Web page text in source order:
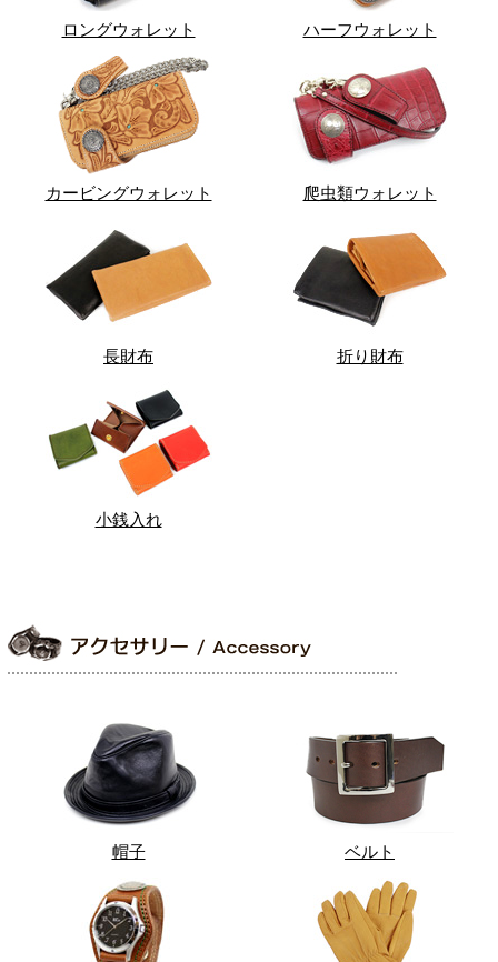
ロングウォレット ハーフウォレット
カービングウォレット 爬虫類ウォレット
長財布 折り財布
小銭入れ
帽子 ベルト